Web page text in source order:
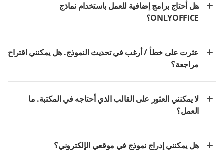
هل أحتاج برامج إضافية للعمل باستخدام نماذج
ONLYOFFICE؟
عثرت على خطأ / أرغب في تحديث النموذج. هل يمكنني اقتراح
مراجعة؟
لا يمكنني العثور على القالب الذي أحتاجه في المكتبة. ما
العمل؟
هل يمكنني إدراج نموذج في موقعي الإلكتروني؟